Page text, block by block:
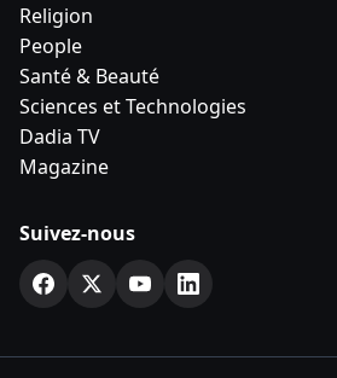
Religion
People
Santé & Beauté
Sciences et Technologies
Dadia TV
Magazine
Suivez-nous